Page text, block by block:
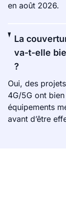
en août 2026.
La
va-t-elle
?
Oui, des
4G/5G ont
équipements
avant d’être